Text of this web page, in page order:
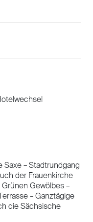
Saxe – Stadtrundgang
der Frauenkirche
Gewölbes –
– Ganztägige
die Sächsische